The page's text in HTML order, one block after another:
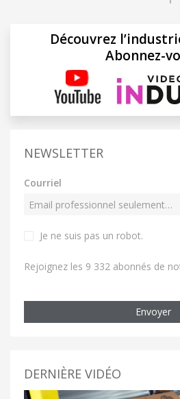
Découvrez
Abonnez-
NEWSLETTER
Courriel
Je ne suis pas un robot.
Rejoignez les 9 332 abonnés de
Envoyer
DERNIÈRE VIDÉO